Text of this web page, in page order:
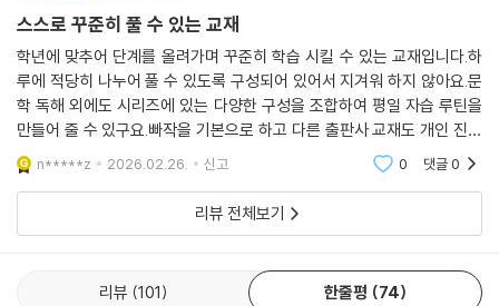
스스로 꾸준히 풀 수 있는 교재
학년에 맞추어 단계를 올려가며 꾸준히 학습 시킬 수 있는 교재입니다.하
루에 적당히 나누어 풀 수 있도록 구성되어 있어서 지겨워 하지 않아요.문
학 독해 외에도 시리즈에 있는 다양한 구성을 조합하여 평일 자습 루틴을
만들어 줄 수 있구요.빠작을 기본으로 하고 다른 출판사 교재도 개인 진도
에 따라 섞어서 진행을 하면 정말 도움 되고 좋아요
n*****z 2026.02.26. 신고 0 댓글0
리뷰 전체보기
리뷰 101 한줄평 74